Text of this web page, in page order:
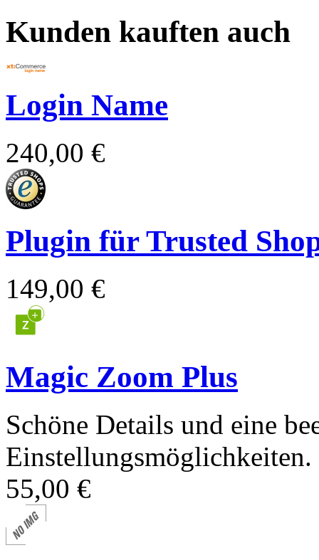
Kunden kauften auch
Login Name
240,00 €
Plugin für Trusted
149,00 €
Magic Zoom Plus
Schöne Details und eine
55,00 €